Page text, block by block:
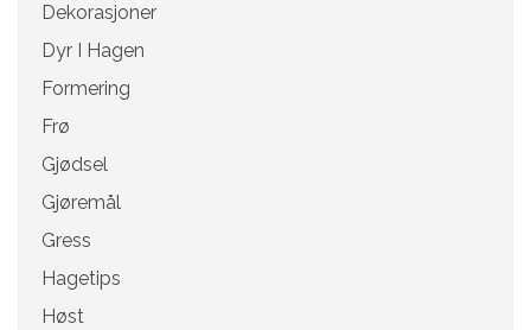
Dekorasjoner
Dyr I Hagen
Formering
Frø
Gjødsel
Gjøremål
Gress
Hagetips
Høst